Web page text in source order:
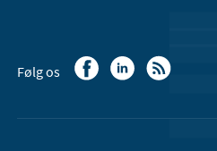
Følg os